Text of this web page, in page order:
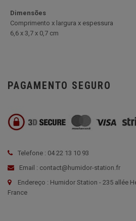
Dimensões
Comprimento x largura x espessura
6,6 x 3,7 x 0,7 cm
PAGAMENTO SEGURO
Telefone : 04 22 13 10 93
Email : contact@humidor-station.fr
Endereço : Humidor Station - 235 allée
France